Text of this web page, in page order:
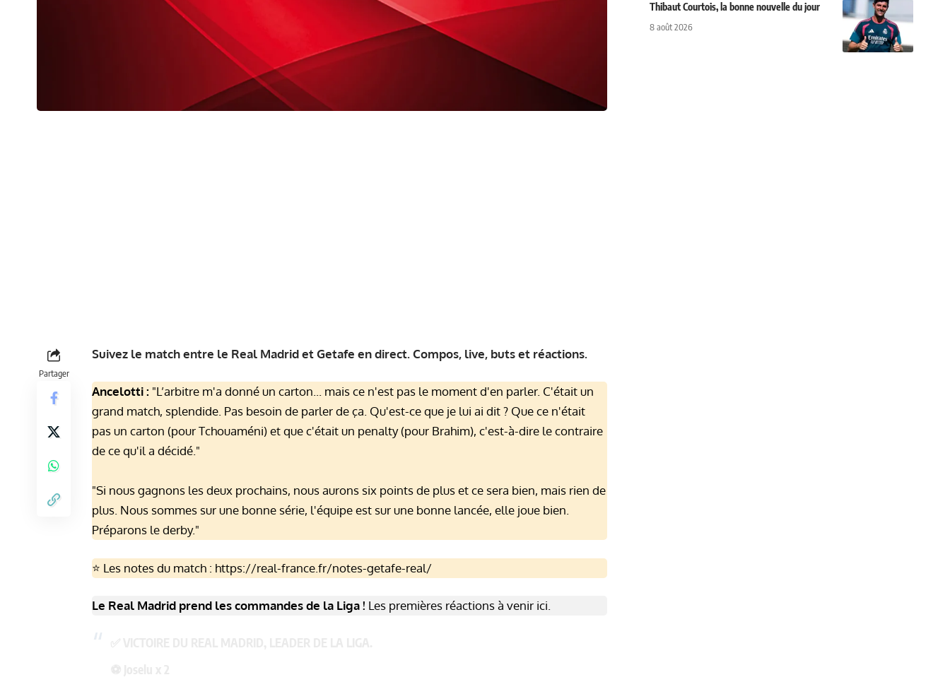
Partager
Suivez le match entre le Real Madrid et Getafe en direct. Compos, live, buts et réactions.
Ancelotti : "L’arbitre m'a donné un carton... mais ce n'est pas le moment d'en parler. C'était un
grand match, splendide. Pas besoin de parler de ça. Qu'est-ce que je lui ai dit ? Que ce n'était
pas un carton (pour Tchouaméni) et que c'était un penalty (pour Brahim), c'est-à-dire le contraire
de ce qu'il a décidé."
"Si nous gagnons les deux prochains, nous aurons six points de plus et ce sera bien, mais rien de
plus. Nous sommes sur une bonne série, l'équipe est sur une bonne lancée, elle joue bien.
Préparons le derby."
⭐️ Les notes du match : https://real-france.fr/notes-getafe-real/
Le Real Madrid prend les commandes de la Liga ! Les premières réactions à venir ici.
Thibaut Courtois, la bonne nouvelle du jour
8 août 2026